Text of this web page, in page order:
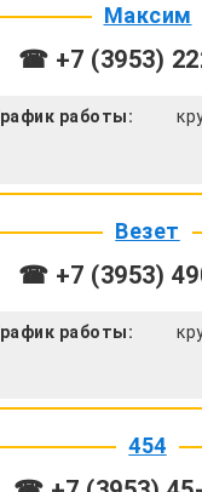
Максим
☎ +7 (3953)
работы:
Везет
☎ +7 (3953)
работы:
454